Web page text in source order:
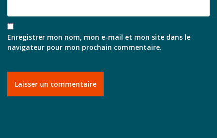
Enregistrer mon nom, mon e-mail et mon site dans le
navigateur pour mon prochain commentaire.